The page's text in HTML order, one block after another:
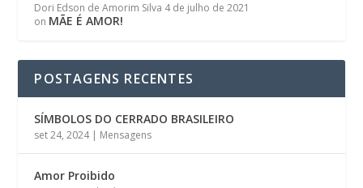
Dori Edson de Amorim Silva 4 de julho de 2021
on MÃE É AMOR!
POSTAGENS RECENTES
SÍMBOLOS DO CERRADO BRASILEIRO
set 24, 2024| Mensagens
Amor Proibido